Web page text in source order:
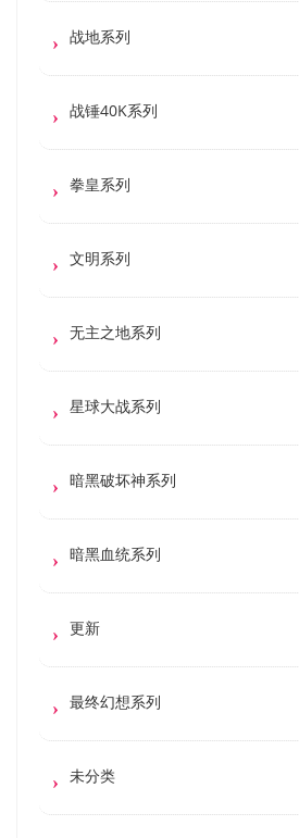
战地系列
战锤40K系列
拳皇系列
文明系列
无主之地系列
星球大战系列
暗黑破坏神系列
暗黑血统系列
更新
最终幻想系列
未分类